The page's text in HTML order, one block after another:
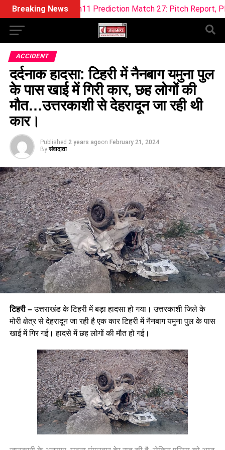
Breaking News
Dream11 Prediction Match 27: Pitch Report, Playing XI &
ACCIDENT
दर्दनाक हादसा: टिहरी में नैनबाग यमुना पुल
के पास खाई में गिरी कार, छह लोगों की
मौत…उत्तरकाशी से देहरादून जा रही थी
कार।
Published 2 years agoon February 21, 2024
By संवादाता
टिहरी –उत्तराखंड के टिहरी में बड़ा हादसा हो गया। उत्तरकाशी जिले के
मोरी क्षेत्र से देहरादून जा रही है एक कार टिहरी में नैनबाग यमुना पुल के पास
खाई में गिर गई। हादसे में छह लोगों की मौत हो गई।